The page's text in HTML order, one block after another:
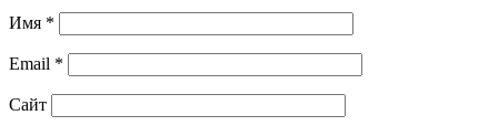
Имя *
Email *
Сайт